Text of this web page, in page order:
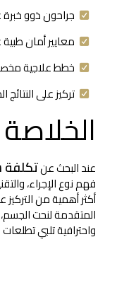
جراحون ذوو خبرة
معايير أمان
خطط علاجية
تركيز على
الخلاصة
عند البحث عنتكلفة
فهم نوع الإجراء،
أكثر أهمية من
واحترافية تلبي تطلعات